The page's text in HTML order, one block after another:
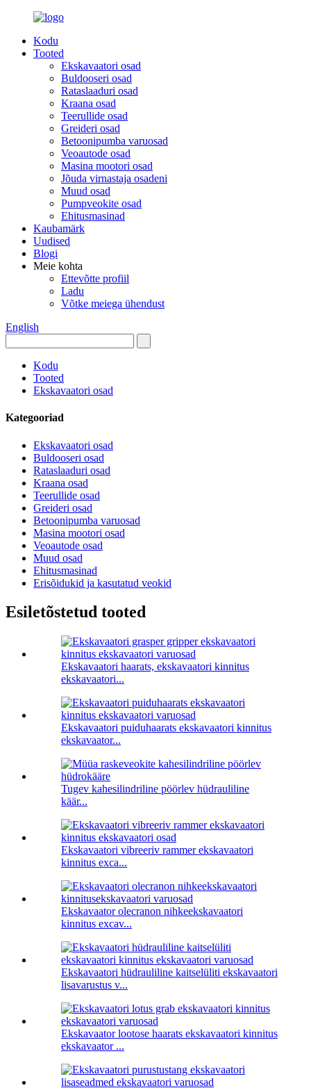
Kodu
Tooted
Ekskavaatori osad
Buldooseri osad
Rataslaaduri osad
Kraana osad
Teerullide osad
Greideri osad
Betoonipumba varuosad
Veoautode osad
Masina mootori osad
Jõuda virnastaja osadeni
Muud osad
Pumpveokite osad
Ehitusmasinad
Kaubamärk
Uudised
Blogi
Meie kohta
Ettevõtte profiil
Ladu
Võtke meiega ühendust
English
Kodu
Tooted
Ekskavaatori osad
Kategooriad
Ekskavaatori osad
Buldooseri osad
Rataslaaduri osad
Kraana osad
Teerullide osad
Greideri osad
Betoonipumba varuosad
Masina mootori osad
Veoautode osad
Muud osad
Ehitusmasinad
Erisõidukid ja kasutatud veokid
Esiletõstetud tooted
Ekskavaatori haarats, ekskavaatori kinnitus
ekskavaatori...
Ekskavaatori puiduhaarats ekskavaatori kinnitus
ekskavaator...
Tugev kahesilindriline pöörlev hüdrauliline
käär...
Ekskavaatori vibreeriv rammer ekskavaatori
kinnitus exca...
Ekskavaator olecranon nihkeekskavaatori
kinnitus excav...
Ekskavaatori hüdrauliline kaitselüliti ekskavaatori
lisavarustus v...
Ekskavaator lootose haarats ekskavaatori kinnitus
ekskavaator ...